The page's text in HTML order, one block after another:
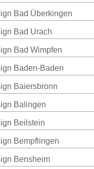
Bad Überkingen
Bad Urach
Bad Wimpfen
Baden-Baden
Baiersbronn
Balingen
Beilstein
Bempflingen
Bensheim